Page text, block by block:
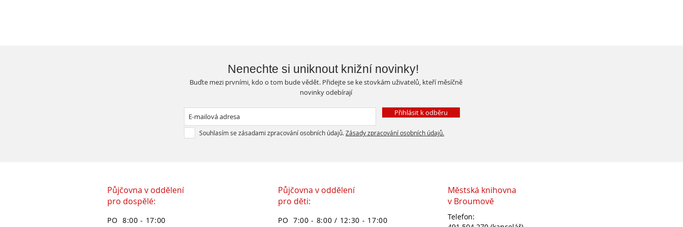
Půjčovna v oddělení
pro dospělé:
PO 8:00 - 17:00
Půjčovna v oddělení
pro děti:
PO 7:00 - 8:00 / 12:30 - 17:00
Městská knihovna
v Broumově
Telefon:
Nenechte si uniknout knižní novinky!
Buďte mezi prvními, kdo o tom bude vědět. Přidejte se ke stovkám uživatelů, kteří měsíčně
novinky odebírají
Přihlásit k odběru
Souhlasím se zásadami zpracování osobních údajů.Zásady zpracování osobních údajů.